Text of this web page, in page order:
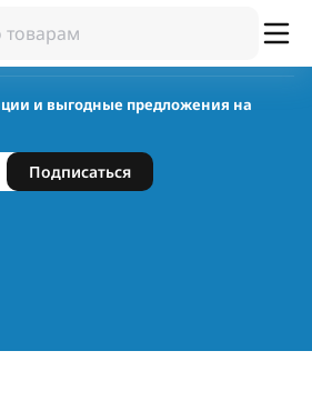
и выгодные предложения на
Подписаться